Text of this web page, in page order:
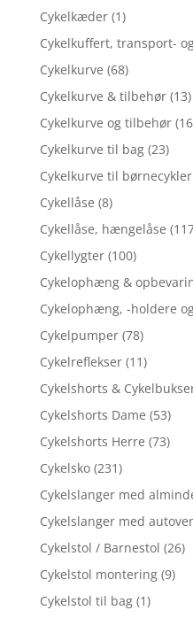
Cykelkæder (1)
Cykelkuffert, transport-
Cykelkurve (68)
Cykelkurve & tilbehør (13)
Cykelkurve og tilbehør
Cykelkurve til bag (23)
Cykelkurve til børnecykler
Cykellåse (8)
Cykellåse, hængelåse
Cykellygter (100)
Cykelophæng &
Cykelophæng, -holdere
Cykelpumper (78)
Cykelreflekser (11)
Cykelshorts &
Cykelshorts Dame (53)
Cykelshorts Herre (73)
Cykelsko (231)
Cykelslanger med
Cykelslanger med
Cykelstol / Barnestol (26)
Cykelstol montering (9)
Cykelstol til bag (1)